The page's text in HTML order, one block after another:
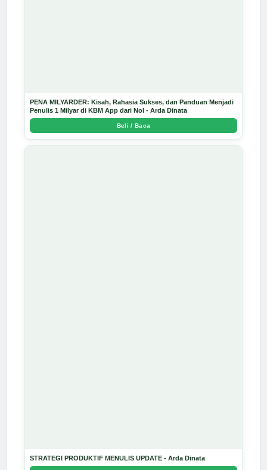
PENA MILYARDER: Kisah, Rahasia Sukses, dan Panduan Menjadi
Penulis 1 Milyar di KBM App dari Nol - Arda Dinata
Beli / Baca
STRATEGI PRODUKTIF MENULIS UPDATE - Arda Dinata